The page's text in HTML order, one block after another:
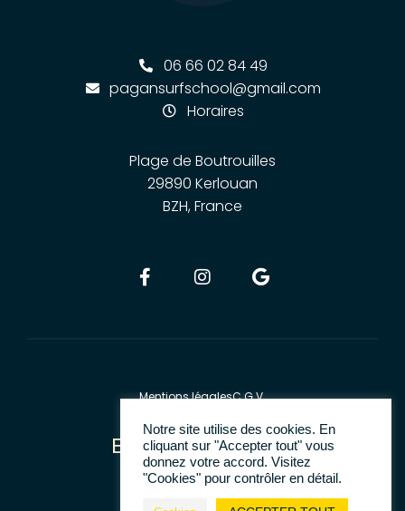
06 66 02 84 49
pagansurfschool@gmail.com
Horaires
Plage de Boutrouilles
29890 Kerlouan
BZH, France
Mentions légalesC.G.V.
EnviedeSURFER ?
2026 © Pagan Surf School
Notre site utilise des cookies. En
cliquant sur "Accepter tout" vous
donnez votre accord. Visitez
"Cookies" pour contrôler en détail.